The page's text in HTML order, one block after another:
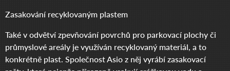
Zasakování recyklovaným plastem
Také v odvětví zpevňování povrchů pro parkovací plochy či
průmyslové areály je využíván recyklovaný materiál, a to
konkrétně plast. Společnost Asio z něj vyrábí zasakovací